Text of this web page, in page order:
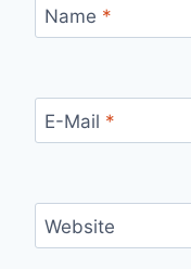
Name *
E-Mail *
Website